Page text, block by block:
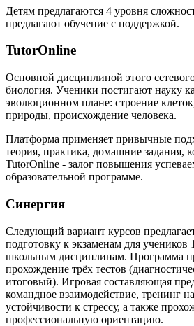
Детям предлагаются 4 уровня
предлагают обучение с поддержкой.
TutorOnline
Основной дисциплиной этого
биология. Ученики постигают науку
эволюционном плане: строение
природы, происхождение человека.
Платформа применяет привычные
теория, практика, домашние задания,
TutorOnline - залог повышения
образовательной программе.
Синергия
Следующий вариант курсов
подготовку к экзаменам для учеников
школьным дисциплинам. Программа
прохождение трёх тестов
итоговый). Игровая составляющая
командное взаимодействие, тренинг
устойчивости к стрессу, а также
профессиональную ориентацию.